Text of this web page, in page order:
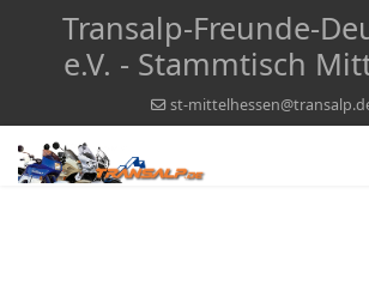
Transalp-Freunde-
e.V. - Stammtisch
st-